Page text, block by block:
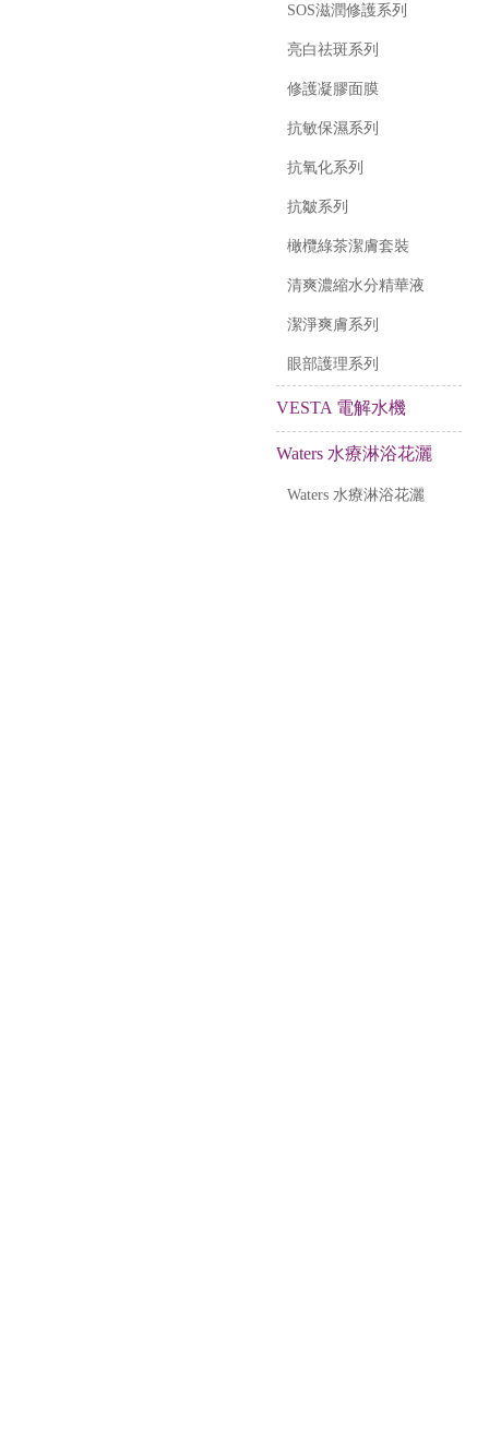
SOS滋潤修護系列
亮白祛斑系列
修護凝膠面膜
抗敏保濕系列
抗氧化系列
抗皺系列
橄欖綠茶潔膚套裝
清爽濃縮水分精華液
潔淨爽膚系列
眼部護理系列
VESTA 電解水機
Waters 水療淋浴花灑
Waters 水療淋浴花灑